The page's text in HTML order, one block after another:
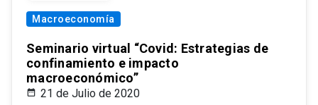
Macroeconomía
Seminario virtual “Covid: Estrategias de
confinamiento e impacto
macroeconómico”
21 de Julio de 2020